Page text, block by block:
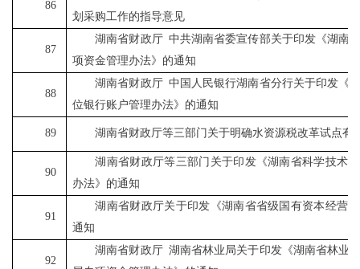
86
划采购工作的指导意见
87
湖南省财政厅 中共湖南省委宣传部关于印发《湖南
项资金管理办法》的通知
88
湖南省财政厅 中国人民银行湖南省分行关于印发《
位银行账户管理办法》的通知
89 湖南省财政厅等三部门关于明确水资源税改革试点有
90
湖南省财政厅等三部门关于印发《湖南省科学技术
办法》的通知
91
湖南省财政厅关于印发《湖南省省级国有资本经营
通知
92
湖南省财政厅 湖南省林业局关于印发《湖南省林业